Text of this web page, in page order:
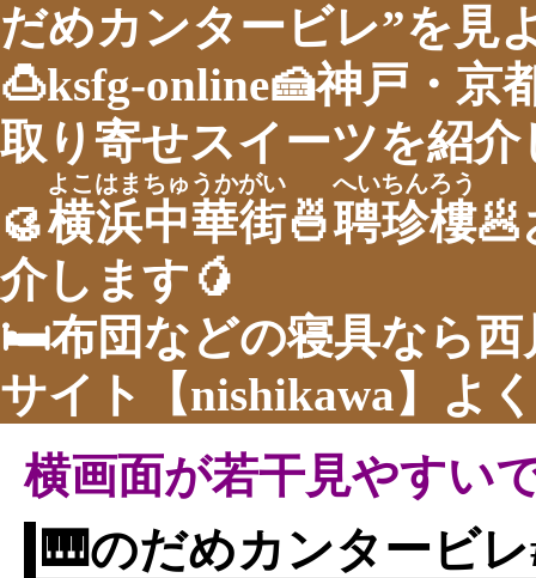
だめカンタービレ”を見
🍮ksfg-online🍰神戸・京
取り寄せスイーツを紹介
🥮横浜中華街
よこはまちゅうかがい
🍜聘珍樓
へいちんろう
🥟
介します🥭
🛏布団などの寝具なら西
サイト【nishikawa】よ
横画面が若干見やすい
🎹のだめカンタービ